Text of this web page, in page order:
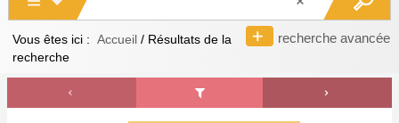
recherche avancée
Vous êtes ici : Accueil / Résultats de la
recherche